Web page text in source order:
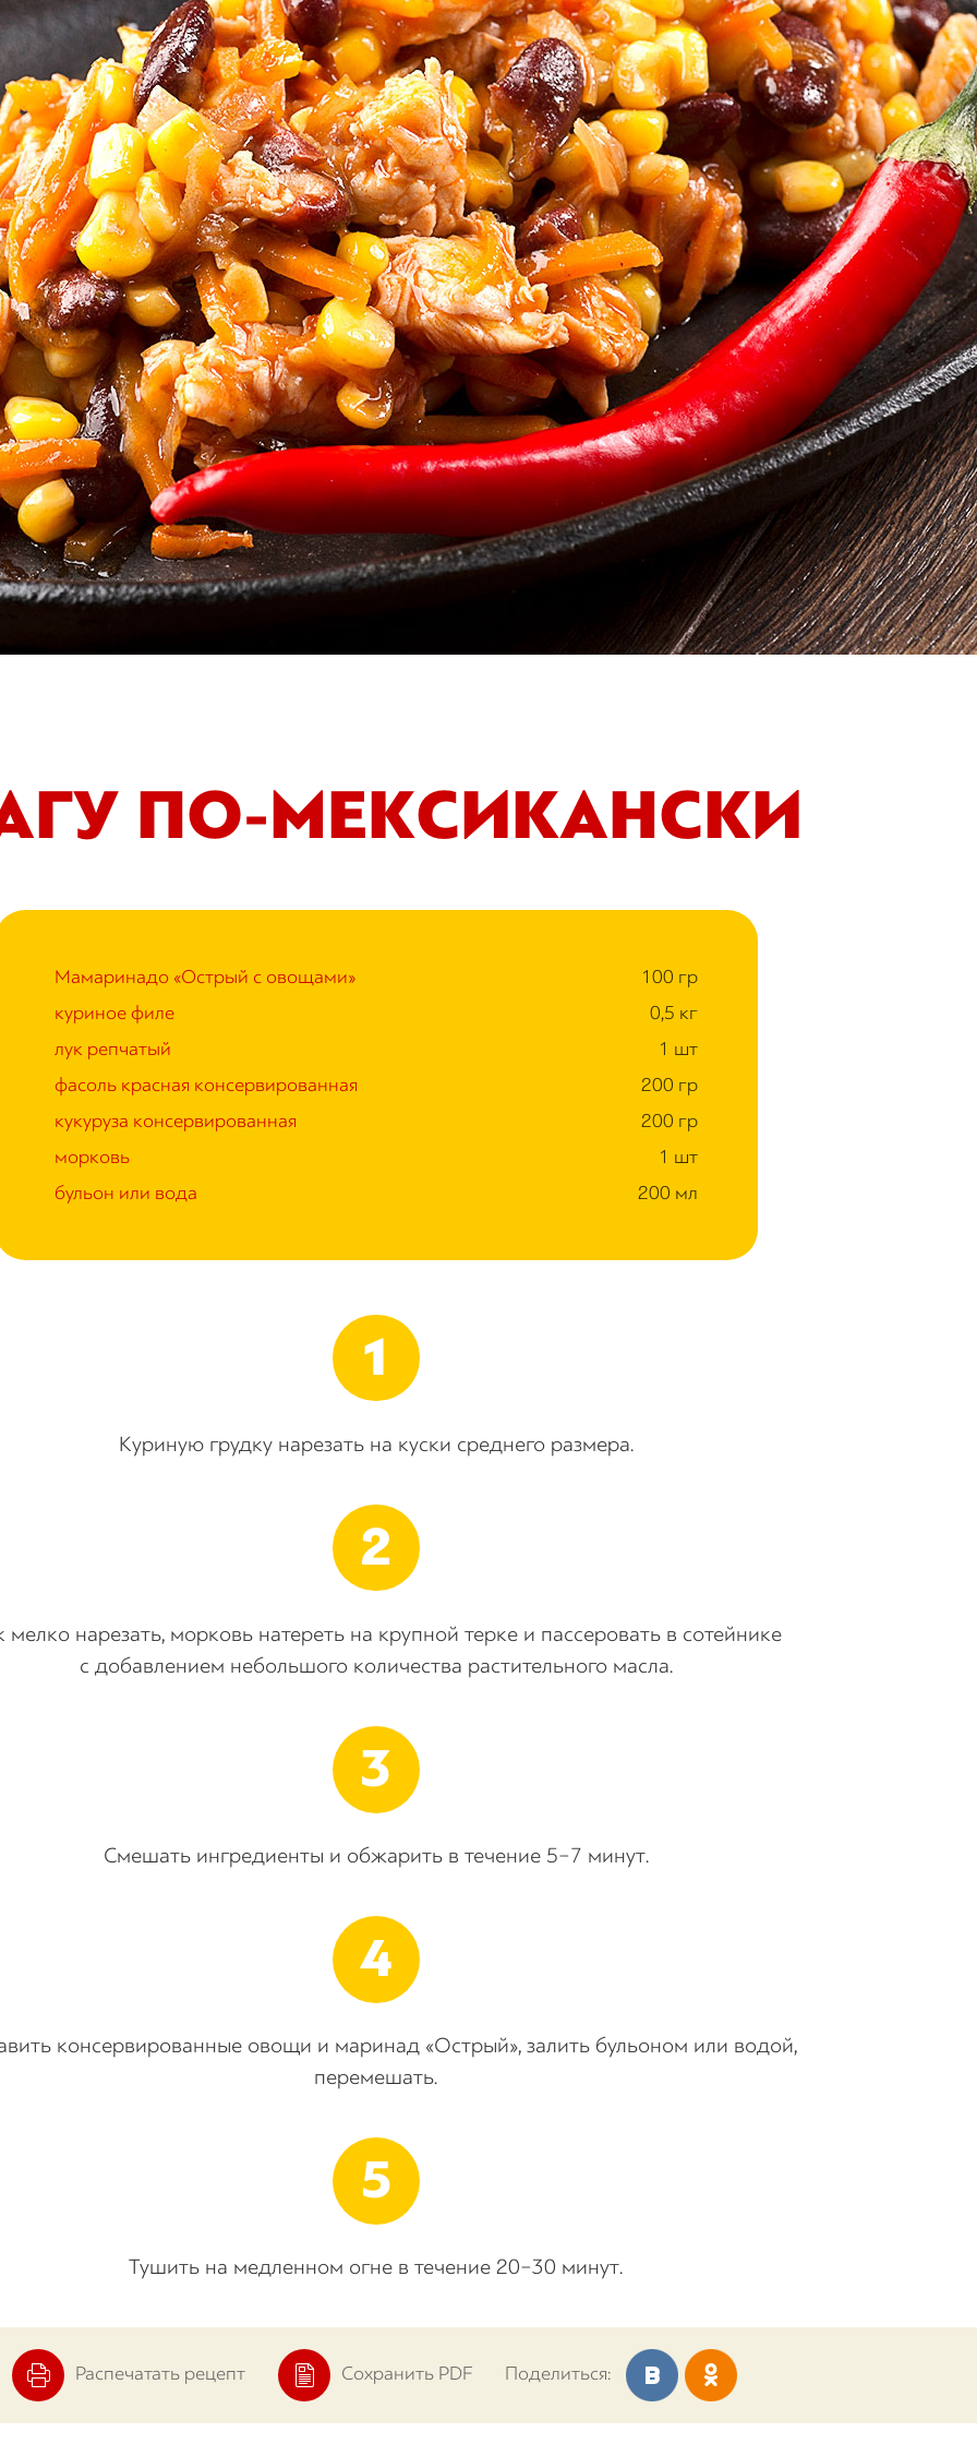
ПО-МЕКСИКАНСКИ
Мамаринадо «Острый с овощами»
100 гр
куриное филе
0,5 кг
лук репчатый
1 шт
фасоль красная консервированная
200 гр
кукуруза консервированная
200 гр
морковь
1 шт
бульон или вода
200 мл
Куриную грудку нарезать на куски среднего размера.
мелко нарезать, морковь натереть на крупной терке и пассеровать в сотейнике
с добавлением небольшого количества растительного масла.
Смешать ингредиенты и обжарить в течение 5−7 минут.
консервированные овощи и маринад «Острый», залить бульоном или водой,
перемешать.
Тушить на медленном огне в течение 20−30 минут.
Распечатать рецепт Сохранить PDF Поделиться: